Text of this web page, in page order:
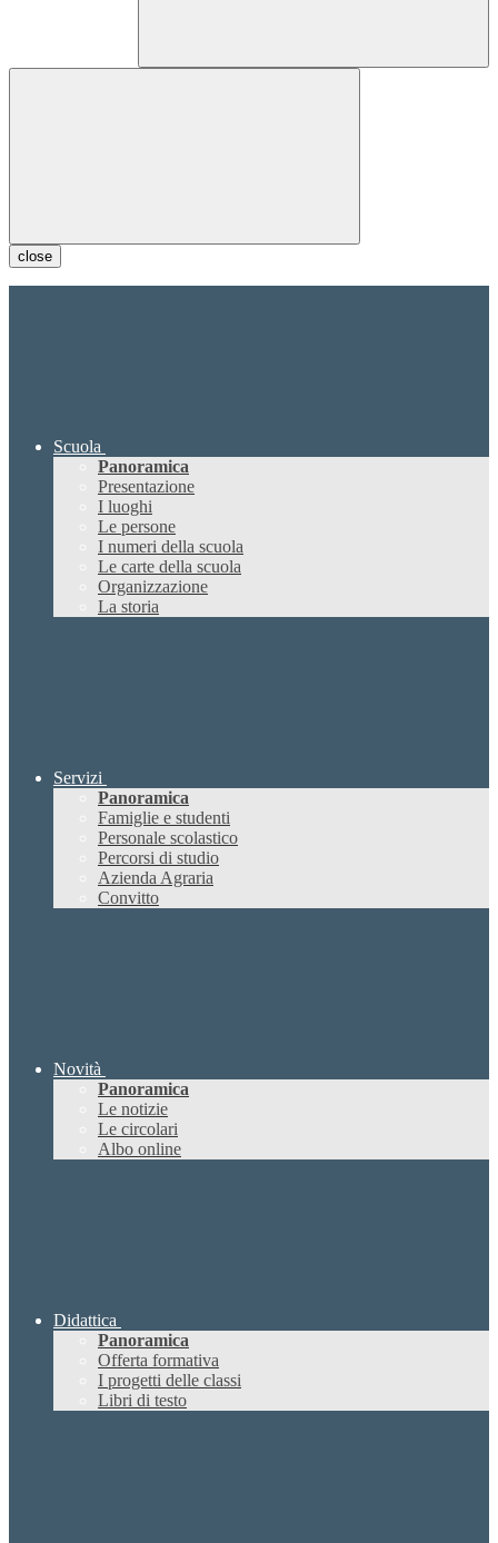
close
Scuola
Panoramica
Presentazione
I luoghi
Le persone
I numeri della scuola
Le carte della scuola
Organizzazione
La storia
Servizi
Panoramica
Famiglie e studenti
Personale scolastico
Percorsi di studio
Azienda Agraria
Convitto
Novità
Panoramica
Le notizie
Le circolari
Albo online
Didattica
Panoramica
Offerta formativa
I progetti delle classi
Libri di testo